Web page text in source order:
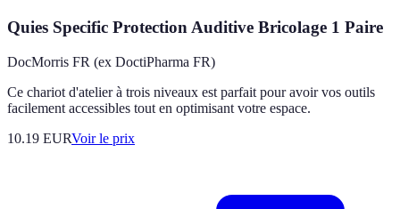
Quies Specific Protection Auditive Bricolage 1 Paire
DocMorris FR (ex DoctiPharma FR)
Ce chariot d'atelier à trois niveaux est parfait pour avoir vos outils
facilement accessibles tout en optimisant votre espace.
10.19 EURVoir le prix